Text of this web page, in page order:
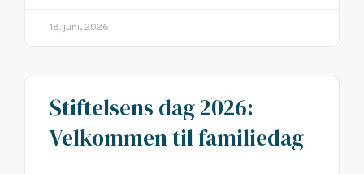
18. juni, 2026
Stiftelsens dag 2026:
Velkommen til familiedag